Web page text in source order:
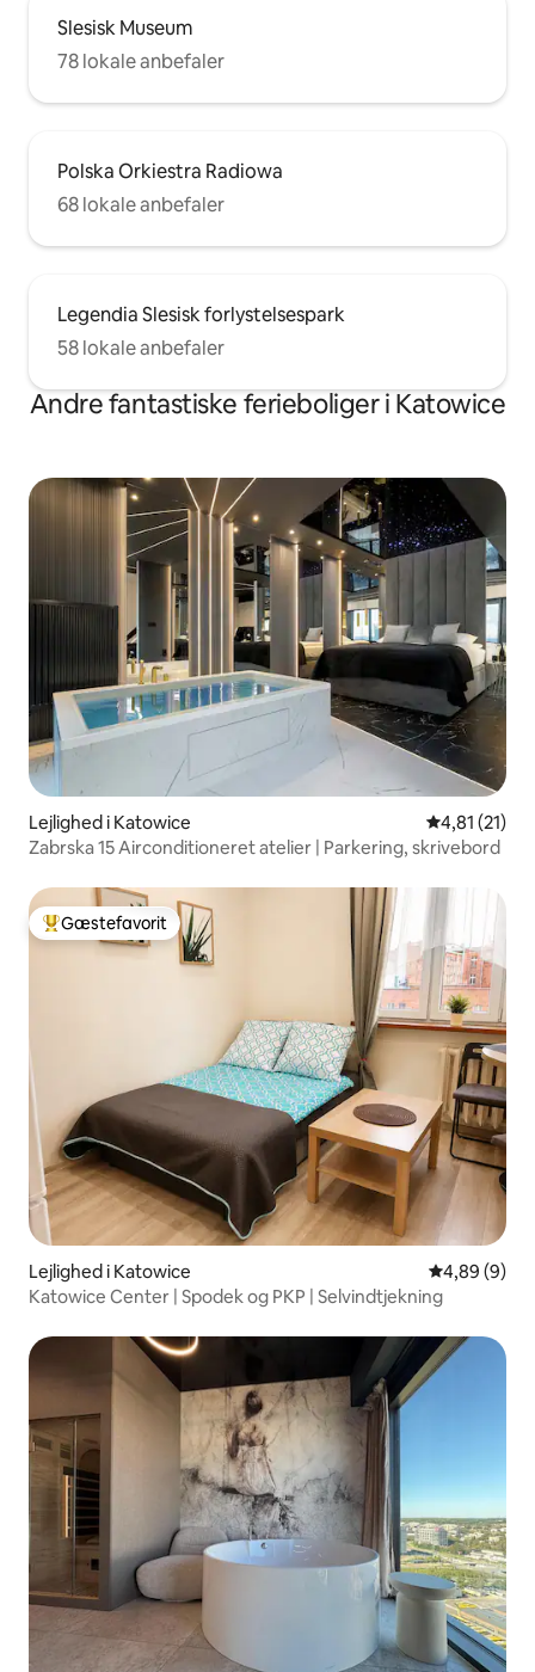
Slesisk Museum
78 lokale anbefaler
Polska Orkiestra Radiowa
68 lokale anbefaler
Legendia Slesisk forlystelsespark
58 lokale anbefaler
Andre fantastiske ferieboliger i Katowice
Lejlighed i Katowice 4,81 ud af 5
4,81 (21)
Zabrska 15 Airconditioneret atelier | Parkering, skrivebord
Bedste gæstefavorit
Gæstefavorit
Lejlighed i Katowice 4,89 ud af 5
4,89 (9)
Katowice Center | Spodek og PKP | Selvindtjekning